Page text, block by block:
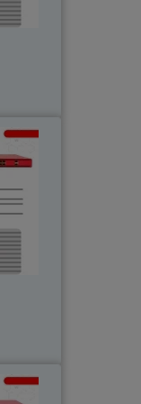
y redes
con
ideal
de
media.